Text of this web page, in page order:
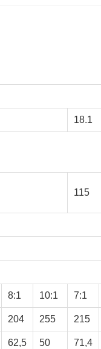
18.1
115
8:1 10:1 7:1
204 255 215
62,5 50 71,4